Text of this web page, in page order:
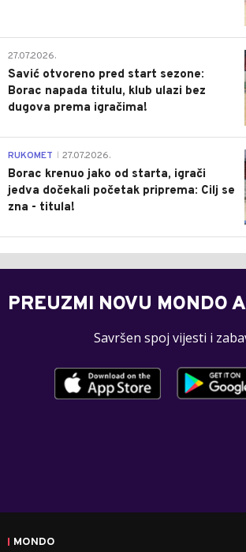
27.07.2026.
Savić otvoreno pred start sezone:
Borac napada titulu, klub ulazi bez
dugova prema igračima!
RUKOMET 27.07.2026.
Borac krenuo jako od starta, igrači
jedva dočekali početak priprema: Cilj se
zna - titula!
PREUZMI NOVU MONDO
Savršen spoj vijesti i
MONDO